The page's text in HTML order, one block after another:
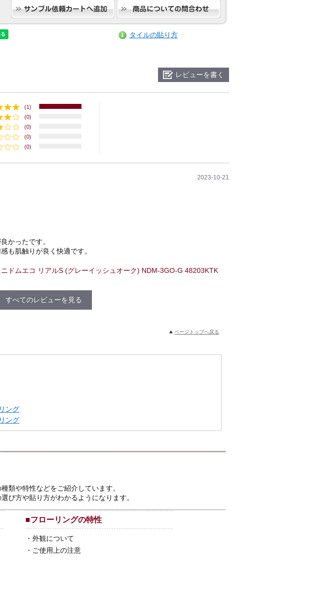
タイルの貼り方
レビューを書く
(1)
(0)
(0)
(0)
(0)
2023-10-21
かったです。
も肌触りが良く快適です。
ドムエコ リアルS (グレーイッシュオーク) NDM-3GO-G 48203KTK
すべてのレビューを見る
ページトップへ戻る
ング
ング
類や特性などをご紹介しています。
び方や貼り方がわかるようになります。
■フローリングの特性
・ 外観について
・ ご使用上の注意